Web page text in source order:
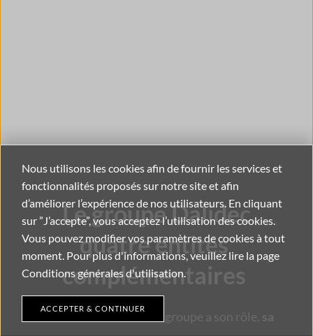
Le groupe Dalidec
quatre entités
complémentaires
Chacune des entités du groupe a son rôle, sa
Nous utilisons les cookies afin de fournir les services et
fonctionnalités proposés sur notre site et afin
d’améliorer l’expérience de nos utilisateurs. En cliquant
sur ”J’accepte”, vous acceptez l’utilisation des cookies.
Vous pouvez modifier vos paramètres de cookies à tout
moment. Pour plus d'informations, veuillez lire la page
Conditions générales d'utilisation.
ACCEPTER & CONTINUER